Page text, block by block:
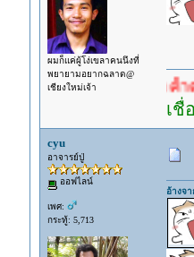
ผมก็แค่ผู้โง่เขลาคนนึงที่
พยายามอยากฉลาด@
เชียงใหม่เจ้า
ตอบก่อนรอคำตอบนะค
เชื่
cyu
อาจารย์ปู่
ออฟไลน์
เพศ:
กระทู้: 5,713
อ้างจา